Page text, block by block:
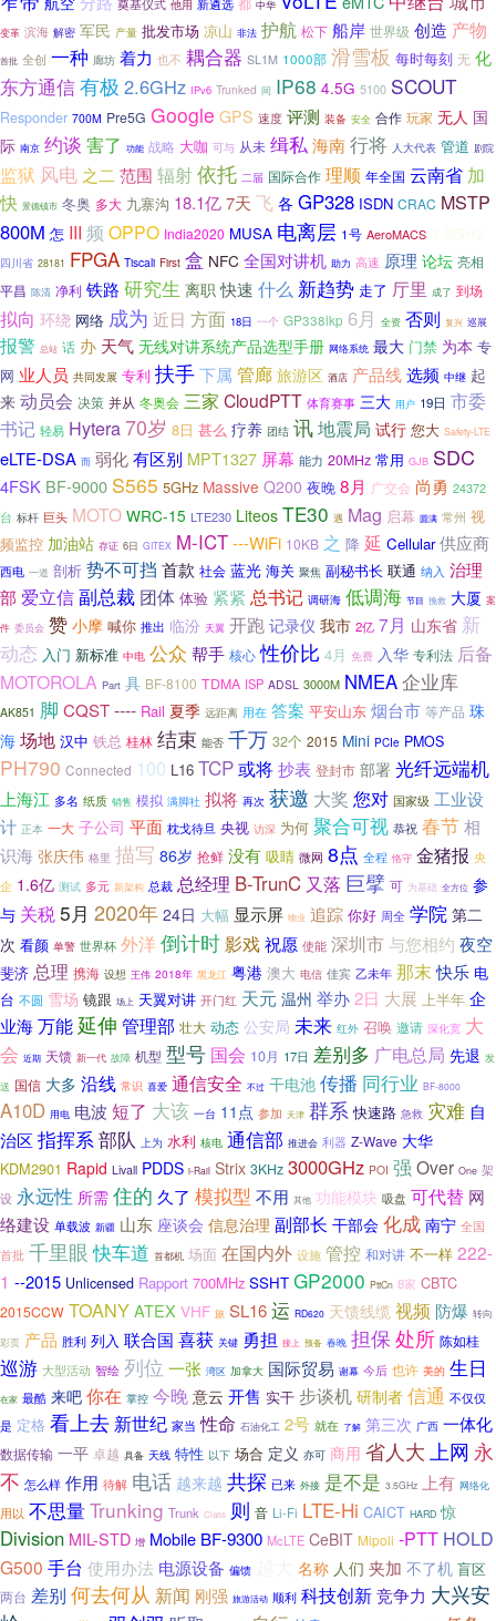
奠基仪式 他用 新遴选 中华
变革 滨海 解密 军民 产量 批发市场 凉山 非法 护航 松下 船岸 世界级 创造 产物
首批 全创 一种 廊坊 着力 也不 耦合器 SL1M 1000部 滑雪板 每时每刻 无 化
东方通信有极 2.6GHz IPv6 Trunked 间 IP68 4.5G 5100 SCOUT
Responder 700M Pre5G Google GPS 速度 评测 装备 安全 合作 玩家 无人 国
际 南京 约谈 害了 功能 战略 大咖 可与 从未 缉私海南行将 人大代表 管道 剧院
监狱 风电 之二 范围 辐射依托 二届 国际合作 理顺 年全国 云南省 加
快 景德镇市 冬奥 多大 九寨沟 18.1亿7天 飞 各 GP328 ISDN CRAC MSTP
800M 怎 III 频 OPPO India2020 MUSA 电离层 1号 AeroMACS
四川省 28181 FPGA Tiscali First 盒 NFC 全国对讲机 助力 高速 原理 论坛 亮相
平昌 陈清 净利 铁路 研究生 离职 快速 什么 新趋势 走了 厅里 成了 到场
拟向 环绕 网络 成为 近日 方面 18日 一个 GP338lkp 6月 全资 否则 复兴 巡展
报警 总站 话 办 天气 无线对讲系统产品选型手册 网络系统 最大 门禁 为本 专
网 业人员 共同发展 专利 扶手下属 管廊旅游区 酒店 产品线选频 中继 起
来 动员会 决策 并从 冬奥会 三家 CloudPTT 体育赛事 三大 用户 19日 市委
书记 轻易 Hytera70岁 8日 甚么 疗养 团结 讯地震局 试行 您大 Safety-LTE
eLTE-DSA 而 弱化有区别 MPT1327 屏幕 能力 20MHz 常用 GJB SDC
4FSK BF-9000 S565 5GHz Massive Q200 夜晚 8月 广交会 尚勇 24372
台 标杆 巨头 MOTO WRC-15 LTE230 Liteos TE30 遇 Mag 启幕 圆满 常州 视
频监控 加油站 存证 6日 GITEX M-ICT---WiFi 10KB 之 降 延 Cellular 供应商
西电 一道 剖析 势不可挡 首款 社会 蓝光 海关 聚焦 副秘书长 联通 纳入 治理
部 爱立信副总裁 团体 体验 紧紧 总书记 调研海 低调海 节目 挽救 大厦 案
件 委员会 赞小摩 喊你 推出 临汾 天翼 开跑 记录仪 我市 2亿 7月 山东省 新
动态 入门 新标准 中电 公众 帮手 核心 性价比 4月 免费 入华 专利法 后备
MOTOROLA Part 具 BF-8100 TDMA ISP ADSL 3000M NMEA企业库
AK851 脚 CQST---- Rail 夏季 远距离 用在 答案 平安山东 烟台市 等产品 珠
海 场地 汉中 铁总 桂林 结束 能否 千万 32个 2015 Mini PCIe PMOS
PH790 Connected 100 L16 TCP或将抄表 登封市 部署 光纤远端机
上海江 多名 纸质 销售 模拟 满脚社 拟将 再次 获邀 大奖 您对 国家级 工业设
计 正本 一大 子公司 平面 枕戈待旦 央视 访深 为何 聚合可视 恭祝 春节相
识海 张庆伟 格里 描写 86岁 抢鲜 没有 吸睛 微网 8点 全程 恪守 金猪报 央
企 1.6亿 测试 多元 新架构 总裁 总经理 B-TrunC 又落 巨擘 可 为基础 全方位 参
与 关税5月 2020年 24日 大幅 显示屏 物业 追踪 你好 周全 学院 第二
次 看颜 单警 世界杯 外洋倒计时影戏祝愿 使能 深圳市与您相约 夜空
斐济 总理 携海 设想 王伟 2018年 黑龙江 粤港 澳大 电信 佳宾 乙未年 那末 快乐 电
台 不圆 雪场 镜跟 场上 天翼对讲 开门红 天元 温州 举办2日 大展 上半年 企
业海万能延伸 管理部 壮大 动态 公安局 未来 红外 召唤 邀请 深化宽 大
会 近期 天馈 新一代 故障 机型 型号 国会 10月 17日 差别多 广电总局 先退 发
送 国信 大多 沿线 常识 喜爱 通信安全 不过 干电池 传播 同行业 BF-8000
A10D 用电 电波 短了 大该 一台 11点 参加 天津 群系 快速路 急救 灾难 自
治区 指挥系部队 上为 水利 核电 通信部 推进会 利器 Z-Wave 大华
KDM2901 Rapid Livall PDDS i-Rail Strix 3KHz 3000GHz POI 强 Over One 架
设 永远性 所需 住的 久了 模拟型 不用 其他 功能模块 吸盘 可代替 网
络建设 单载波 新疆 山东 座谈会 信息治理 副部长 干部会 化成 南宁 全国
首批 千里眼 快车道 首都机 场面 在国内外 设施 管控 和对讲 不一样 222-
1 --2015 Unlicensed Rapport 700MHz SSHT GP2000 PttCn 8家 CBTC
2015CCW TOANYATEX VHF 旅 SL16运 RD620 天馈线缆 视频 防爆 转向
彩页 产品 胜利 列入 联合国 喜获 关键 勇担 接上 预备 春晚 担保 处所 陈如桂
巡游 大型活动 智绘 列位 一张 湾区 加拿大 国际贸易 谢幕 今后 也许 美的 生日
在家 最酷 来吧 你在 掌控 今晚 意云 开售 实干 步谈机 研制者 信通 不仅仅
是 定格 看上去 新世纪 家当 性命 石油化工 2号 就在 了解 第三次 广西 一体化
数据传输 一平 卓越 具备 天线 特性 以下 场合 定义 亦可 商用 省人大 上网 永
不 怎么样 作用 待解 电话 越来越 共探 已来 外接 是不是 3.5GHz 上有 网络化
用以 不思量Trunking Trunk Class 则 音 Li-Fi LTE-Hi CAICT HARD 惊
Division MIL-STD 增 Mobile BF-9300 McLTE CeBIT Mipoli -PTT HOLD
G500 手台 使用办法 电源设备 偏馈 名称 人们 夹加 不了机 盲区
两台 差别 何去何从 新闻 刚强 旅游活动 顺利 科技创新竞争力 大兴安